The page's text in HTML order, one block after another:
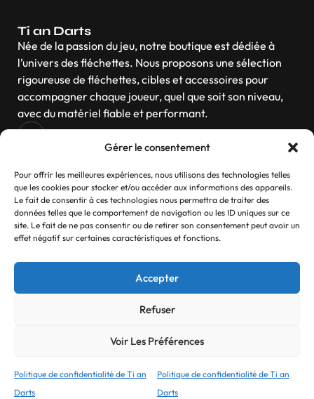
Gérer le consentement
Pour offrir les meilleures expériences, nous utilisons des technologies telles
que les cookies pour stocker et/ou accéder aux informations des appareils.
Le fait de consentir à ces technologies nous permettra de traiter des
données telles que le comportement de navigation ou les ID uniques sur ce
site. Le fait de ne pas consentir ou de retirer son consentement peut avoir un
effet négatif sur certaines caractéristiques et fonctions.
Accepter
Refuser
Voir Les Préférences
Politique de confidentialité de Ti an
Darts
Politique de confidentialité de Ti an
Darts
Ti an Darts
Née de la passion du jeu, notre boutique est dédiée à
l’univers des fléchettes. Nous proposons une sélection
rigoureuse de fléchettes, cibles et accessoires pour
accompagner chaque joueur, quel que soit son niveau,
avec du matériel fiable et performant.
Navigation
Contactez-nous
Contact
Refonte réalisé parMyck Digital